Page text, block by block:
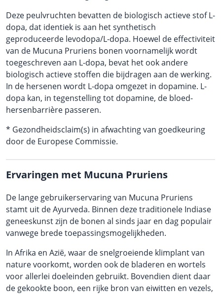
Deze peulvruchten bevatten de biologisch actieve stof L-
dopa, dat identiek is aan het synthetisch
geproduceerde levodopa/L-dopa. Hoewel de effectiviteit
van de Mucuna Pruriens bonen voornamelijk wordt
toegeschreven aan L-dopa, bevat het ook andere
biologisch actieve stoffen die bijdragen aan de werking.
In de hersenen wordt L-dopa omgezet in dopamine. L-
dopa kan, in tegenstelling tot dopamine, de bloed-
hersenbarrière passeren.
* Gezondheidsclaim(s) in afwachting van goedkeuring
door de Europese Commissie.
Ervaringen met Mucuna Pruriens
De lange gebruikerservaring van Mucuna Pruriens
stamt uit de Ayurveda. Binnen deze traditionele Indiase
geneeskunst zijn de bonen al sinds jaar en dag populair
vanwege brede toepassingsmogelijkheden.
In Afrika en Azië, waar de snelgroeiende klimplant van
nature voorkomt, worden ook de bladeren en wortels
voor allerlei doeleinden gebruikt. Bovendien dient daar
de gekookte boon, een rijke bron van eiwitten en vezels,